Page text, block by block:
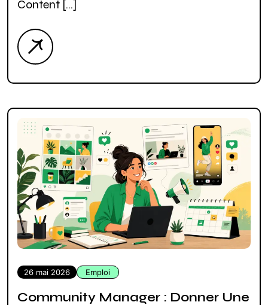
Content […]
26 mai 2026 Emploi
Community Manager : Donner Une